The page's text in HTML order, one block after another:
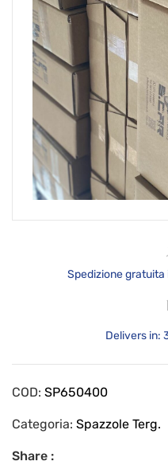
Spedizione gratuita
Delivers in:
COD: SP650400
Categoria: Spazzole Terg.
Share :